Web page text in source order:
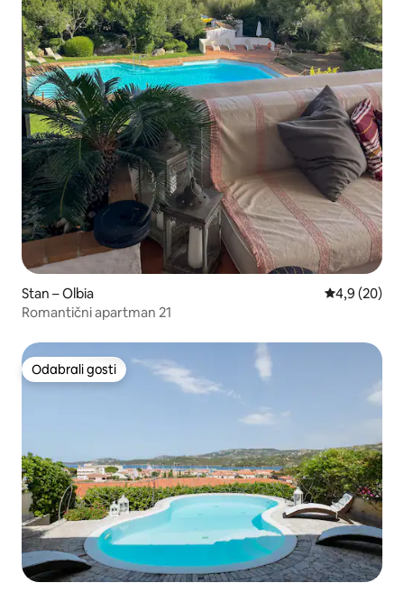
Stan – Olbia Prosječna
4,9 (20)
Romantični apartman 21
Odabrali gosti
Odabrali gosti